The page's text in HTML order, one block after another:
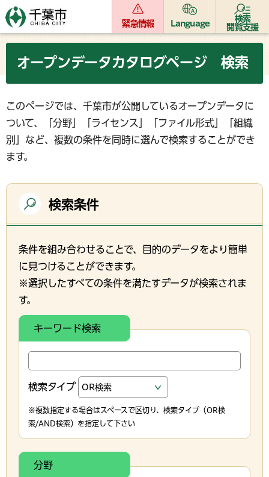
緊急情報 Language
検索
閲覧支援
オープンデータカタログページ 検索
このページでは、千葉市が公開しているオープンデータに
ついて、「分野」「ライセンス」「ファイル形式」「組織
別」など、複数の条件を同時に選んで検索することができ
ます。
検索条件
条件を組み合わせることで、目的のデータをより簡単
に見つけることができます。
※選択したすべての条件を満たすデータが検索されま
す。
キーワード検索
検索タイプ
※複数指定する場合はスペースで区切り、検索タイプ（OR検
索/AND検索）を指定して下さい
分野